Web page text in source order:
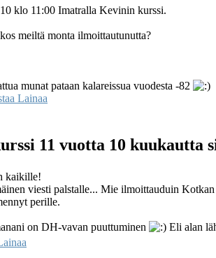
klo 11:00 Imatralla Kevinin kurssi.
meiltä monta ilmoittautunutta?
munat pataan kalareissua vuodesta -82
Lainaa
11 vuotta 10 kuukautta
kaikille!
viesti palstalle... Mie ilmoittauduin
perille.
on DH-vavan puuttuminen
Eli alan